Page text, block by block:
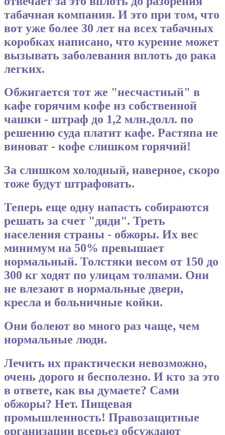
табачная компания. И это при том, что
вот уже более 30 лет на всех табачных
коробках написано, что курение может
вызывать заболевания вплоть до рака
легких.
Обжигается тот же "несчастный" в
кафе горячим кофе из собственной
чашки - штраф до 1,2 млн.долл. по
решению суда платит кафе. Растяпа не
виноват - кофе слишком горячий!
За слишком холодный, наверное, скоро
тоже будут штрафовать.
Теперь еще одну напасть собираются
решать за счет "дяди". Треть
населения страны - обжоры. Их вес
минимум на 50% превышает
нормальный. Толстяки весом от 150 до
300 кг ходят по улицам толпами. Они
не влезают в нормальные двери,
кресла и больничные койки.
Они болеют во много раз чаще, чем
нормальные люди.
Лечить их практически невозможно,
очень дорого и бесполезно. И кто за это
в ответе, как вы думаете? Сами
обжоры? Нет. Пищевая
промышленность! Правозащитные
организации всерьез обсуждают